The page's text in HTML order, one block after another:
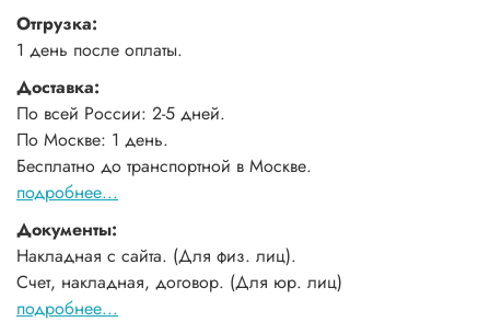
Отгрузка:
1 день после оплаты.
Доставка:
По всей России: 2-5 дней.
По Москве: 1 день.
Бесплатно до транспортной в Москве.
подробнее...
Документы:
Накладная с сайта. (Для физ. лиц).
Счет, накладная, договор. (Для юр. лиц)
подробнее...